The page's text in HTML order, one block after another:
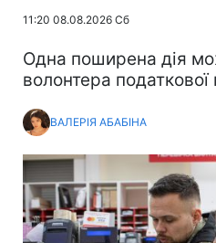
11:20 08.08.2026 Сб
Одна поширена дія
волонтера податкової
ВАЛЕРІЯ АБАБІНА